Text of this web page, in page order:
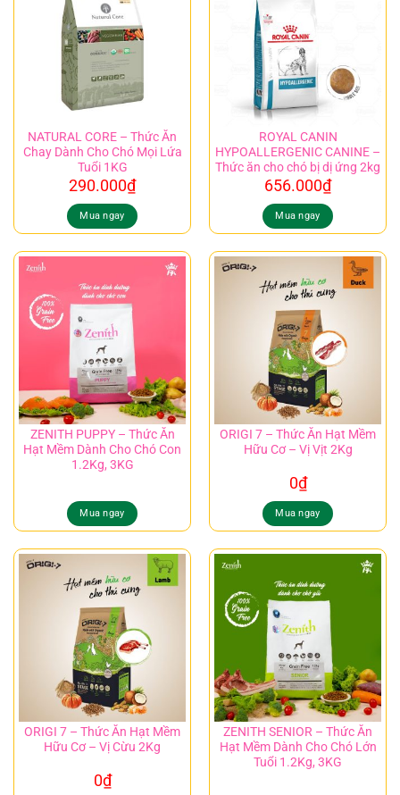
NATURAL CORE – Thức Ăn
Chay Dành Cho Chó Mọi Lứa
Tuổi 1KG
290.000₫
Mua ngay
ROYAL CANIN
HYPOALLERGENIC CANINE –
Thức ăn cho chó bị dị ứng 2kg
656.000₫
Mua ngay
ZENITH PUPPY – Thức Ăn
Hạt Mềm Dành Cho Chó Con
1.2Kg, 3KG
Mua ngay
ORIGI 7 – Thức Ăn Hạt Mềm
Hữu Cơ – Vị Vịt 2Kg
0₫
Mua ngay
ORIGI 7 – Thức Ăn Hạt Mềm
Hữu Cơ – Vị Cừu 2Kg
0₫
ZENITH SENIOR – Thức Ăn
Hạt Mềm Dành Cho Chó Lớn
Tuổi 1.2Kg, 3KG